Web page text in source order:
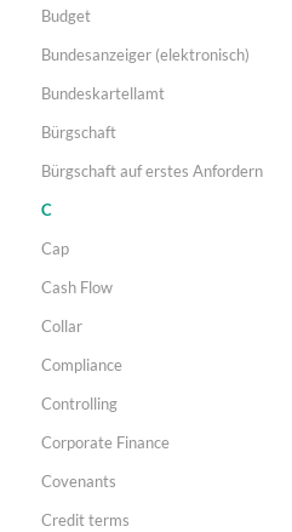
Budget
Bundesanzeiger (elektronisch)
Bundeskartellamt
Bürgschaft
Bürgschaft auf erstes Anfordern
C
Cap
Cash Flow
Collar
Compliance
Controlling
Corporate Finance
Covenants
Credit terms